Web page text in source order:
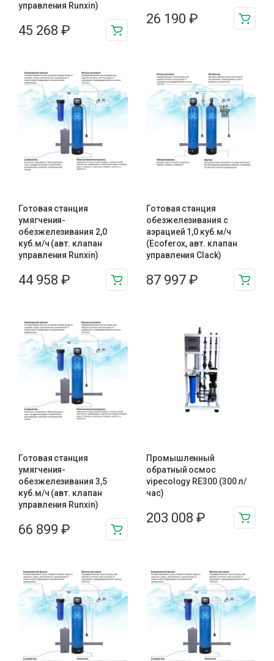
управления Runxin)
45 268 ₽
26 190 ₽
Готовая станция
умягчения-
обезжелезивания 2,0
куб.м/ч (авт. клапан
управления Runxin)
44 958 ₽
Готовая станция
обезжелезивания c
аэрацией 1,0 куб.м/ч
(Ecoferox, авт. клапан
управления Clack)
87 997 ₽
Готовая станция
умягчения-
обезжелезивания 3,5
куб.м/ч (авт. клапан
управления Runxin)
66 899 ₽
Промышленный
обратный осмос
vipecology RE300 (300 л/
час)
203 008 ₽